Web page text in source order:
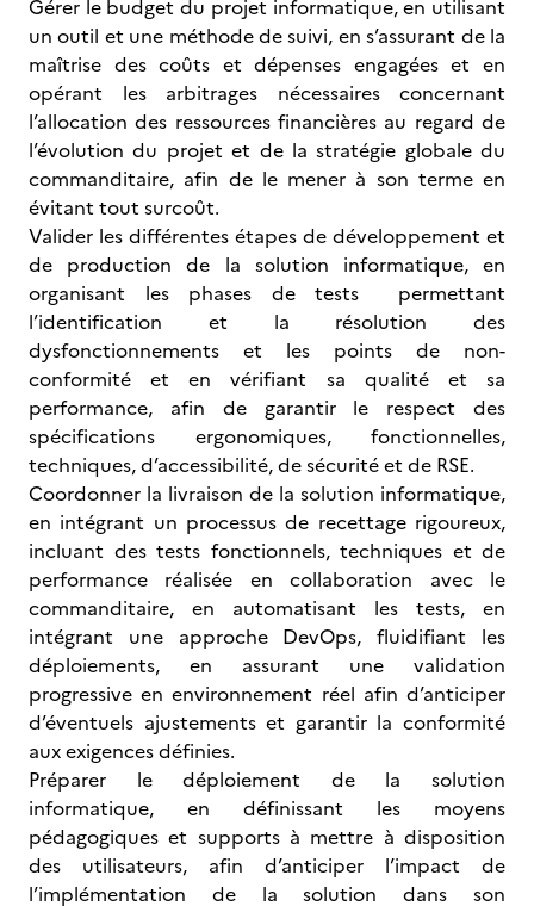
Gérer le budget du projet informatique, en utilisant
un outil et une méthode de suivi, en s’assurant de la
maîtrise des coûts et dépenses engagées et en
opérant les arbitrages nécessaires concernant
l’allocation des ressources financières au regard de
l’évolution du projet et de la stratégie globale du
commanditaire, afin de le mener à son terme en
évitant tout surcoût.
Valider les différentes étapes de développement et
de production de la solution informatique, en
organisant les phases de tests permettant
l’identification et la résolution des
dysfonctionnements et les points de non-
conformité et en vérifiant sa qualité et sa
performance, afin de garantir le respect des
spécifications ergonomiques, fonctionnelles,
techniques, d’accessibilité, de sécurité et de RSE.
Coordonner la livraison de la solution informatique,
en intégrant un processus de recettage rigoureux,
incluant des tests fonctionnels, techniques et de
performance réalisée en collaboration avec le
commanditaire, en automatisant les tests, en
intégrant une approche DevOps, fluidifiant les
déploiements, en assurant une validation
progressive en environnement réel afin d’anticiper
d’éventuels ajustements et garantir la conformité
aux exigences définies.
Préparer le déploiement de la solution
informatique, en définissant les moyens
pédagogiques et supports à mettre à disposition
des utilisateurs, afin d’anticiper l’impact de
l’implémentation de la solution dans son